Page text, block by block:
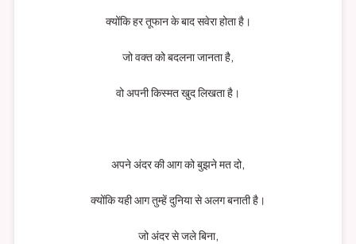
क्योंकि हर तूफान के बाद सवेरा होता है।
जो वक्त को बदलना जानता है,
वो अपनी किस्मत खुद लिखता है।
अपने अंदर की आग को बुझने मत दो,
क्योंकि यही आग तुम्हें दुनिया से अलग बनाती है।
जो अंदर से जले बिना,